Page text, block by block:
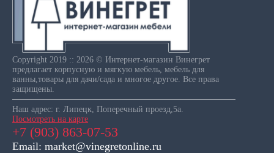
Copyright 2019 :: 2026 © Интернет-магазин Винегрет
предлагает корпусную и мягкую мебель, мебель для
ванны,товары для дачи/сада и многое другое. Все права
защищены.
Наш адрес: г. Липецк, Поперечный проезд,5а.
Посмотреть на карте
+7 (903) 863-07-53
Email: market@vinegretonline.ru